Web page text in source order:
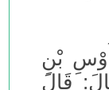
بْنِ
قَالَ